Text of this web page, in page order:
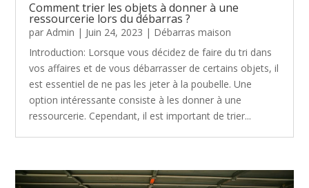
Comment trier les objets à donner à une
ressourcerie lors du débarras ?
parAdmin | Juin 24, 2023 | Débarras maison
Introduction: Lorsque vous décidez de faire du tri dans
vos affaires et de vous débarrasser de certains objets, il
est essentiel de ne pas les jeter à la poubelle. Une
option intéressante consiste à les donner à une
ressourcerie. Cependant, il est important de trier...